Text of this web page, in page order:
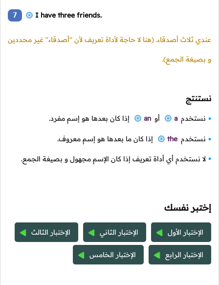
7 I have three friends.
عندي ثلاث أصدقاء. (هنا لا حاجة لأداة تعريف لأن "أصدقاء" غير محددين
و بصيغة الجمع).
نستنتج
نستخدم a أو an إذا كان بعدها هو إسم مفرد.
نستخدم the إذا كان ما بعدها هو إسم معروف.
لا نستخدم أي أداة تعريف إذا كان الإسم مجهول و بصيغة الجمع.
إختبر نفسك
الإختبار الأول الإختبار الثاني الإختبار الثالث
الإختبار الرابع الإختبار الخامس